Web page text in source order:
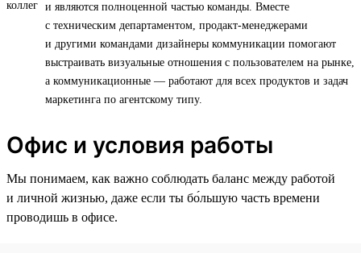
и являются полноценной частью команды. Вместе
с техническим департаментом, продакт-менеджерами
и другими командами дизайнеры коммуникации помогают
выстраивать визуальные отношения с пользователем на рынке,
а коммуникационные — работают для всех продуктов и задач
маркетинга по агентскому типу.
Офис и условия работы
Мы понимаем, как важно соблюдать баланс между работой
и личной жизнью, даже если ты бо́льшую часть времени
проводишь в офисе.